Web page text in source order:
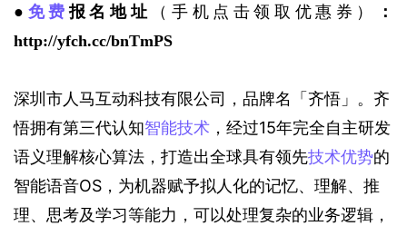
● 免费报名地址 （手机点击领取优惠券）
：
http://yfch.cc/bnTmPS
深圳市人马互动科技有限公司，品牌名「齐悟」。齐
悟拥有第三代认知智能技术 ，经过15年完全自主研发
语义理解核心算法，打造出全球具有领先技术优势的
智能语音OS，为机器赋予拟人化的记忆、理解、推
理、思考及学习等能力，可以处理复杂的业务逻辑，